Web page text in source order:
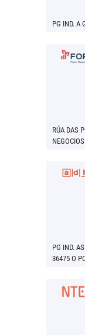
PG IND. A
RÚA DAS
PG IND.
36475 O